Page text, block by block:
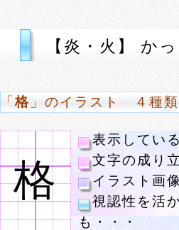
【炎・火】 か
「格 」のイラスト ４種
格
表示してい
文字の成り
イラスト画
視認性を活
も・・・